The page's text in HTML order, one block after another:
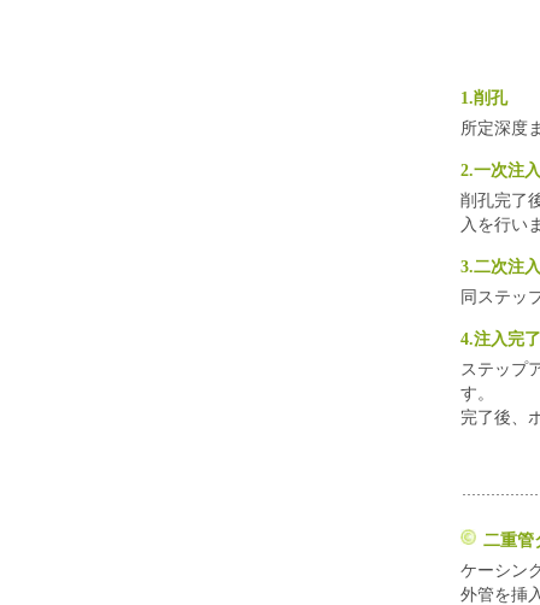
1.削孔
所定深度
2.一次注
削孔完了
入を行い
3.二次注
同ステッ
4.注入完了
ステップ
す。
完了後、
二重管
ケーシン
外管を挿